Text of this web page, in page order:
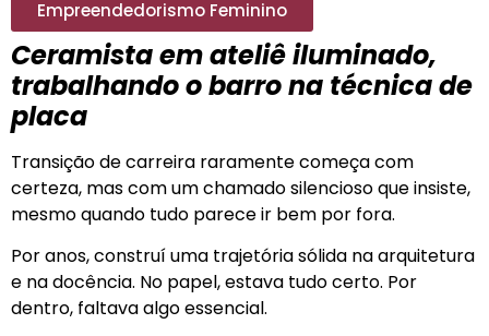
Empreendedorismo Feminino
Ceramista em ateliê iluminado,
trabalhando o barro na técnica de
placa
Transição de carreira raramente começa com
certeza, mas com um chamado silencioso que insiste,
mesmo quando tudo parece ir bem por fora.
Por anos, construí uma trajetória sólida na arquitetura
e na docência. No papel, estava tudo certo. Por
dentro, faltava algo essencial.